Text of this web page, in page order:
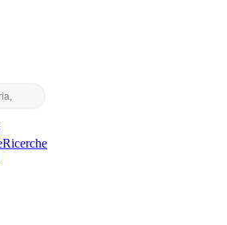
Ricerche